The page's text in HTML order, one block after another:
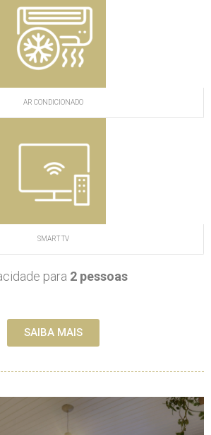
AR CONDICIONADO
SMART TV
para 2 pessoas
SAIBA MAIS